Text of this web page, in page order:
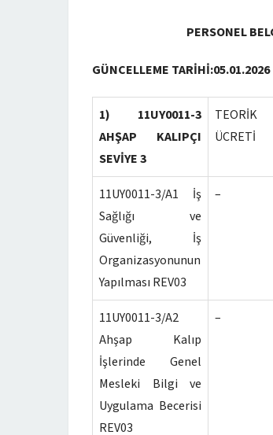
PERSONEL
GÜNCELLEME TARİHİ:05.01.2026
1) 11UY0011-3
AHŞAP KALIPÇI
SEVİYE 3
ÜCRETİ
11UY0011-3/A1 İş
Sağlığı ve
Güvenliği, İş
Organizasyonunun
Yapılması REV03
–
11UY0011-3/A2
Ahşap Kalıp
İşlerinde Genel
Mesleki Bilgi ve
Uygulama Becerisi
REV03
–